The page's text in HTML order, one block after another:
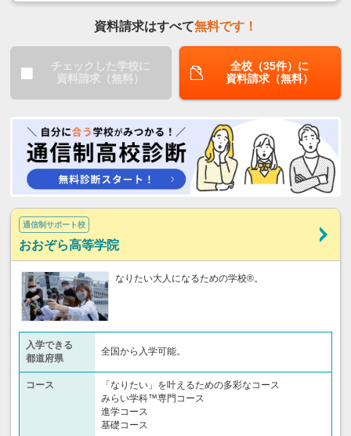
資料請求はすべて無料です！
チェックした学校に
資料請求（無料）
全校（35件）に
資料請求（無料）
通信制サポート校
おおぞら高等学院
なりたい大人になるための学校®。
入学できる
都道府県
全国から入学可能。
コース
「なりたい」を叶えるための多彩なコース
みらい学科™専門コース
進学コース
基礎コース